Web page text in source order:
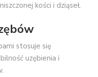
kości i dziąseł.
stosuje się
uzębienia i